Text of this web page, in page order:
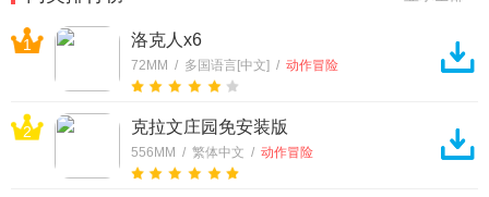
1 洛克人x6
72MM / 多国语言[中文] / 动作冒险
2 克拉文庄园免安装版
556MM / 繁体中文 / 动作冒险